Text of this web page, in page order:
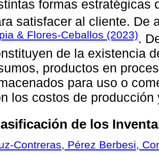
formas estratégicas
satisfacer al cliente. De
& Flores-Ceballos (2023).
de la existencia
productos en
para uso o
los costos de
de los
Contreras, Pérez Berbesi,